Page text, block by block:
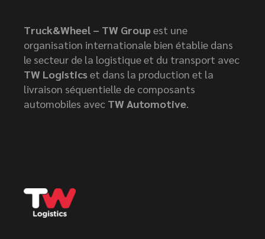
Truck&Wheel – TW Groupest une
organisation internationale bien établie dans
le secteur de la logistique et du transport avec
TW Logisticset dans la production et la
livraison séquentielle de composants
automobiles avec TW Automotive.